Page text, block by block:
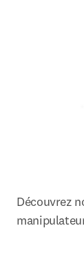
Découvrez